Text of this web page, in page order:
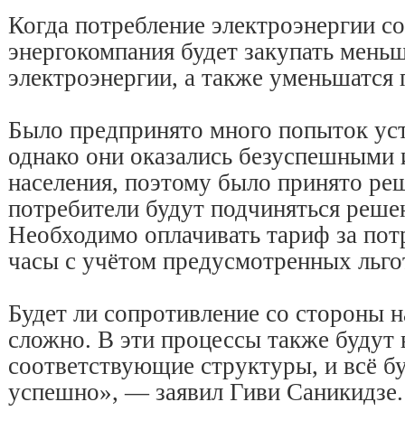
Когда потребление электроэнергии
энергокомпания будет закупать
электроэнергии, а также уменьшатся
Было предпринято много попыток
однако они оказались безуспешными
населения, поэтому было принято
потребители будут подчиняться
Необходимо оплачивать тариф за
часы с учётом предусмотренных
Будет ли сопротивление со стороны
сложно. В эти процессы также будут
соответствующие структуры, и всё
успешно», — заявил Гиви Саникидзе.